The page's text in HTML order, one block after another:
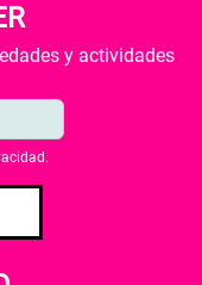
y actividades
.